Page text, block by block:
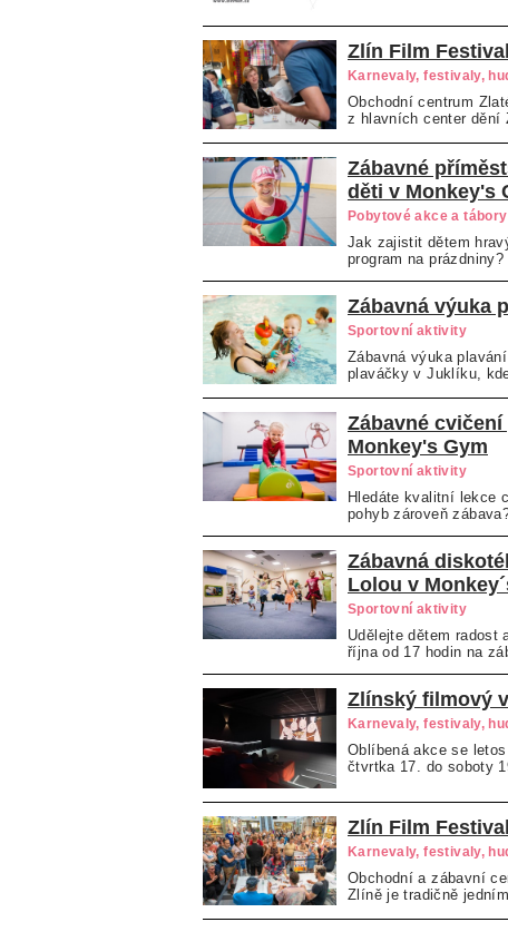
Zlín Film
Karnevaly, festivaly,
Obchodní centrum
z hlavních center dění
Zábavné
děti v Monkey's
Pobytové akce a tábory
Jak zajistit dětem
program na
Zábavná výuka
Sportovní aktivity
Zábavná výuka
plaváčky v Juklíku,
Zábavné
Monkey's Gym
Sportovní aktivity
Hledáte kvalitní lekce
pohyb zároveň
Zábavná
Lolou v
Sportovní aktivity
Udělejte dětem radost
října od 17 hodin na
Zlínský filmový
Karnevaly, festivaly,
Oblíbená akce se
čtvrtka 17. do soboty
Zlín Film
Karnevaly, festivaly,
Obchodní a zábavní
Zlíně je tradičně